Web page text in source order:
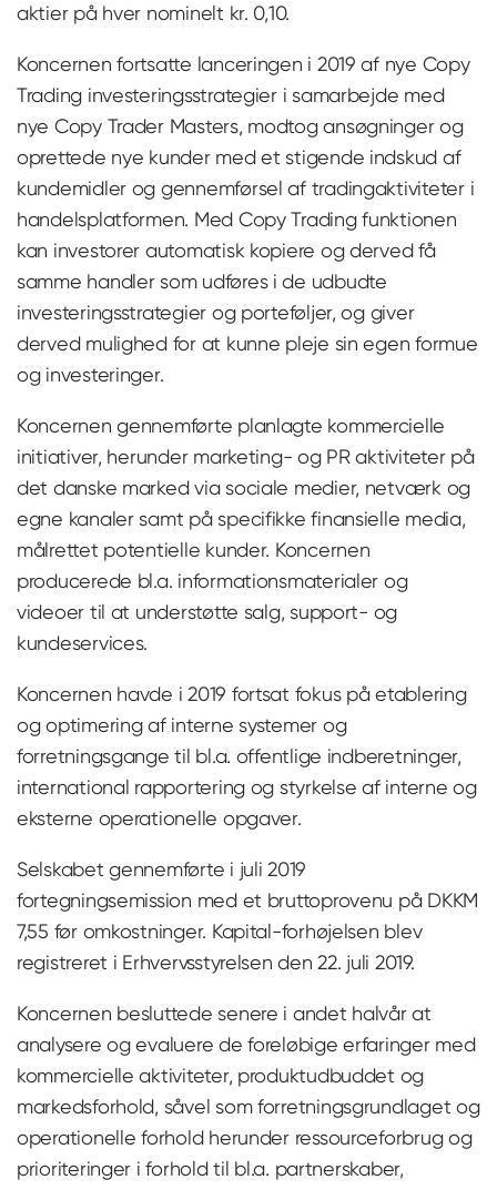
aktier på hver nominelt kr. 0,10.
Koncernen fortsatte lanceringen i 2019 af nye Copy
Trading investeringsstrategier i samarbejde med
nye Copy Trader Masters, modtog ansøgninger og
oprettede nye kunder med et stigende indskud af
kundemidler og gennemførsel af tradingaktiviteter i
handelsplatformen. Med Copy Trading funktionen
kan investorer automatisk kopiere og derved få
samme handler som udføres i de udbudte
investeringsstrategier og porteføljer, og giver
derved mulighed for at kunne pleje sin egen formue
og investeringer.
Koncernen gennemførte planlagte kommercielle
initiativer, herunder marketing- og PR aktiviteter på
det danske marked via sociale medier, netværk og
egne kanaler samt på specifikke finansielle media,
målrettet potentielle kunder. Koncernen
producerede bl.a. informationsmaterialer og
videoer til at understøtte salg, support- og
kundeservices.
Koncernen havde i 2019 fortsat fokus på etablering
og optimering af interne systemer og
forretningsgange til bl.a. offentlige indberetninger,
international rapportering og styrkelse af interne og
eksterne operationelle opgaver.
Selskabet gennemførte i juli 2019
fortegningsemission med et bruttoprovenu på DKKM
7,55 før omkostninger. Kapital-forhøjelsen blev
registreret i Erhvervsstyrelsen den 22. juli 2019.
Koncernen besluttede senere i andet halvår at
analysere og evaluere de foreløbige erfaringer med
kommercielle aktiviteter, produktudbuddet og
markedsforhold, såvel som forretningsgrundlaget og
operationelle forhold herunder ressourceforbrug og
prioriteringer i forhold til bl.a. partnerskaber,